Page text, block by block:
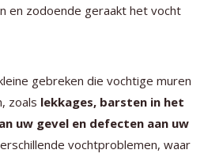
en zodoende geraakt het vocht
gebreken die vochtige muren
zoals lekkages, barsten in het
uw gevel en defecten aan uw
vochtproblemen, waar